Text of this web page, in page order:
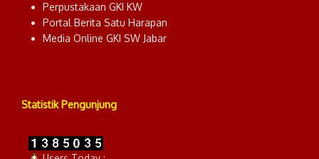
Perpustakaan GKI KW
Portal Berita Satu Harapan
Media Online GKI SW Jabar
Statistik Pengunjung